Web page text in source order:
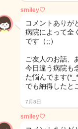
smiley♡
コメントありが
病院によって全
です（;;）
ご友人のお話、
今日違う病院も
た悩んでます
でも納得したと
7月8日
smiley♡